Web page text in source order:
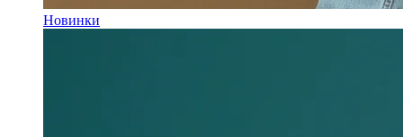
Новинки